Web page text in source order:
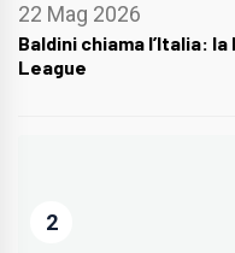
22 Mag 2026
Baldini chiama l’Italia:
League
2